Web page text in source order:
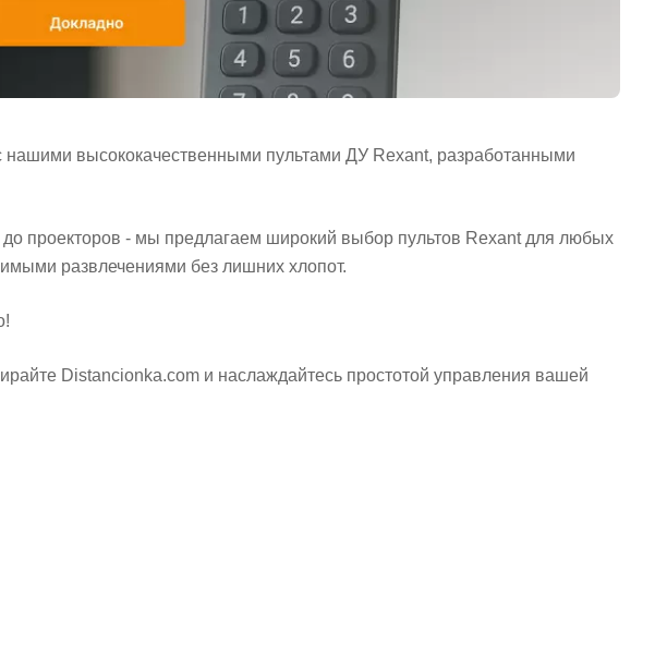
нашими высококачественными пультами ДУ Rexant, разработанными
проекторов - мы предлагаем широкий выбор пультов Rexant для любых
развлечениями без лишних хлопот.
Distancionka.com и наслаждайтесь простотой управления вашей